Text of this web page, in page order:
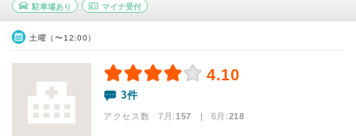
駐車場あり マイナ受付
土曜（〜12:00）
4.10
3件
アクセス数 7月:157 | 6月:218